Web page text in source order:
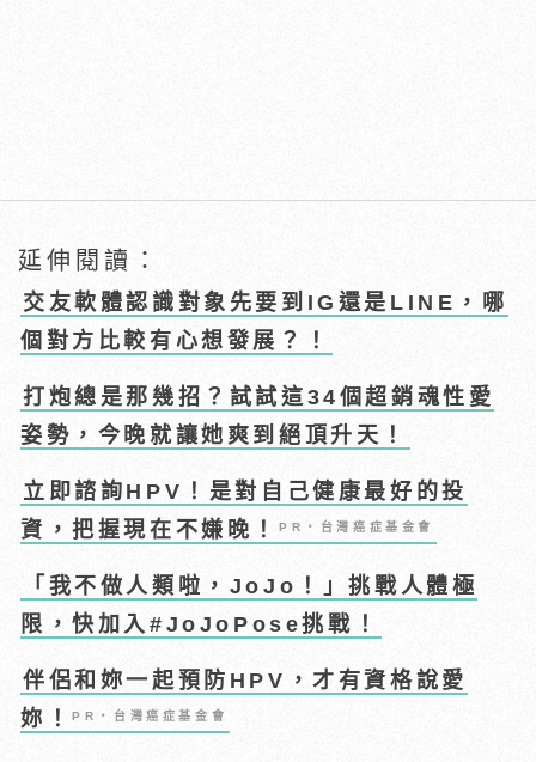
延伸閱讀：
交友軟體認識對象先要到IG還是LINE，哪
個對方比較有心想發展？！
打炮總是那幾招？試試這34個超銷魂性愛
姿勢，今晚就讓她爽到絕頂升天！
立即諮詢HPV！是對自己健康最好的投
資，把握現在不嫌晚！PR・台灣癌症基金會
「我不做人類啦，JoJo！」挑戰人體極
限，快加入#JoJoPose挑戰！
伴侶和妳一起預防HPV，才有資格說愛
妳！PR・台灣癌症基金會